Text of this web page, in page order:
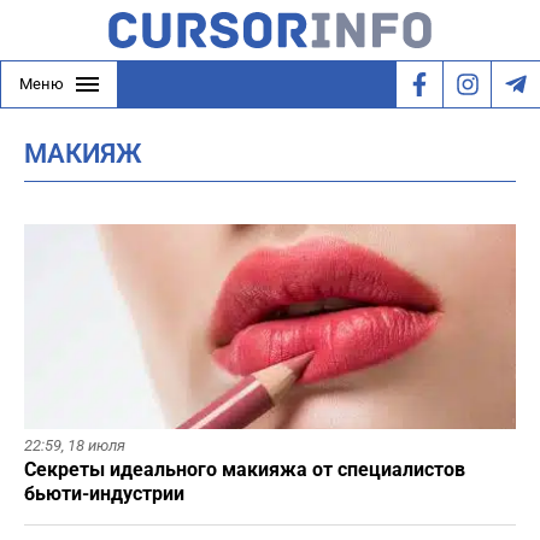
Меню
МАКИЯЖ
22:59, 18 июля
Секреты идеального макияжа от специалистов
бьюти-индустрии